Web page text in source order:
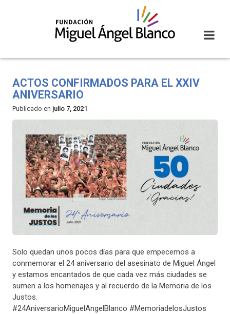
ACTOS CONFIRMADOS PARA EL XXIV
ANIVERSARIO
Publicado en julio 7, 2021
Solo quedan unos pocos días para que empecemos a
conmemorar el 24 aniversario del asesinato de Miguel Ángel
y estamos encantados de que cada vez más ciudades se
sumen a los homenajes y al recuerdo de la Memoria de los
Justos.
#24AniversarioMiguelAngelBlanco #MemoriadelosJustos